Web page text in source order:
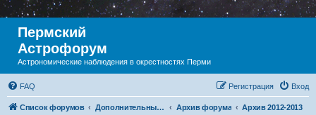
Пермский
Астрофорум
Астрономические наблюдения в окрестностях Перми
FAQ Вход
Регистрация
Список форумов Дополнительный раздел Архив форума Архив 2012-2013